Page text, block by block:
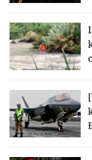
MEDIA CENTER
E-Magazine
Video
Media Chính trị
Media Kinh tế